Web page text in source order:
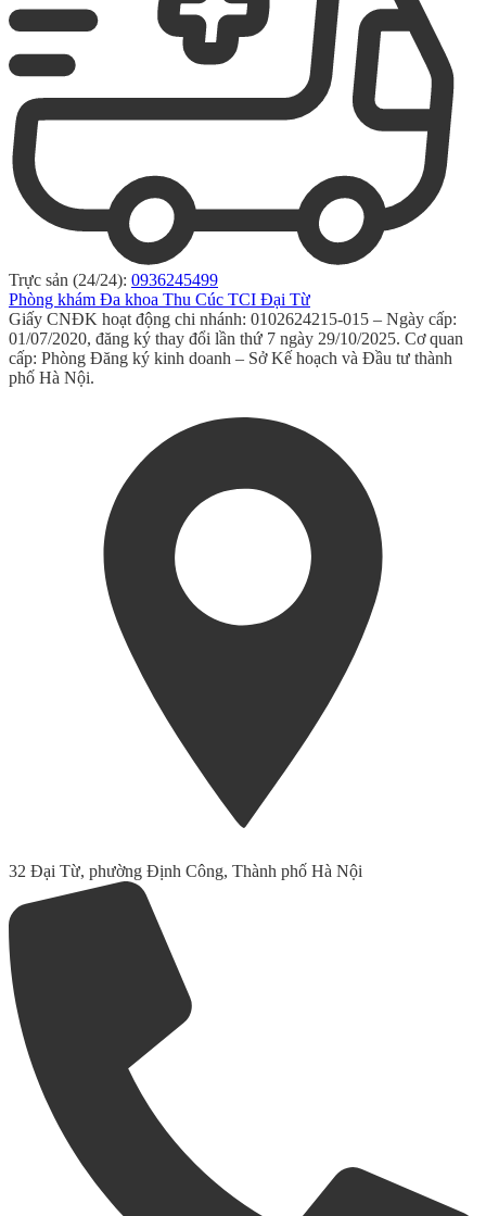
Trực sản (24/24): 0936245499
Phòng khám Đa khoa Thu Cúc TCI Đại Từ
Giấy CNĐK hoạt động chi nhánh: 0102624215-015 – Ngày cấp:
01/07/2020, đăng ký thay đổi lần thứ 7 ngày 29/10/2025. Cơ quan
cấp: Phòng Đăng ký kinh doanh – Sở Kế hoạch và Đầu tư thành
phố Hà Nội.
32 Đại Từ, phường Định Công, Thành phố Hà Nội